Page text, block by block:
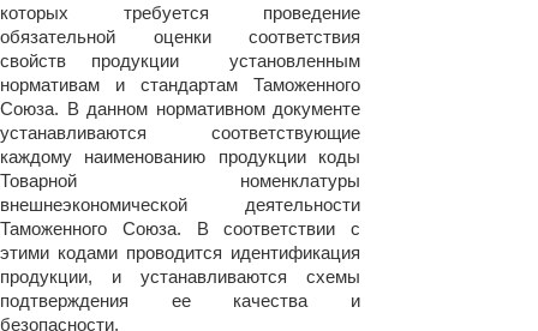
которых требуется проведение
обязательной оценки соответствия
свойств продукции установленным
нормативам и стандартам Таможенного
Союза. В данном нормативном документе
устанавливаются соответствующие
каждому наименованию продукции коды
Товарной номенклатуры
внешнеэкономической деятельности
Таможенного Союза. В соответствии с
этими кодами проводится идентификация
продукции, и устанавливаются схемы
подтверждения ее качества и
безопасности.